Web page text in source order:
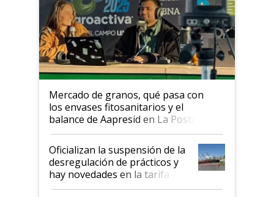
Mercado de granos, qué pasa con
los envases fitosanitarios y el
balance de Aapresid en La Posta
Oficializan la suspensión de la
desregulación de prácticos y
hay novedades en la tarifa de
la hidrovía